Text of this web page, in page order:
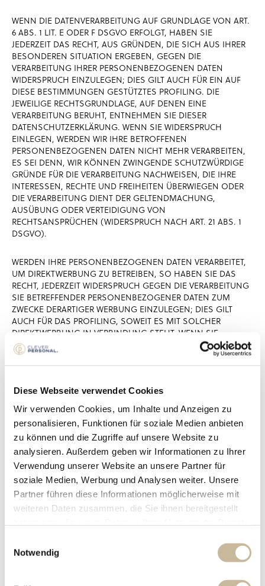
Diese Webseite verwendet Cookies
Wir verwenden Cookies, um Inhalte und Anzeigen zu
personalisieren, Funktionen für soziale Medien anbieten
zu können und die Zugriffe auf unsere Website zu
analysieren. Außerdem geben wir Informationen zu Ihrer
Verwendung unserer Website an unsere Partner für
soziale Medien, Werbung und Analysen weiter. Unsere
Partner führen diese Informationen möglicherweise mit
weiteren Daten zusammen, die Sie ihnen bereitgestellt
Notwendig
WENN DIE DATENVERARBEITUNG AUF GRUNDLAGE VON ART.
6 ABS. 1 LIT. E ODER F DSGVO ERFOLGT, HABEN SIE
JEDERZEIT DAS RECHT, AUS GRÜNDEN, DIE SICH AUS IHRER
BESONDEREN SITUATION ERGEBEN, GEGEN DIE
VERARBEITUNG IHRER PERSONENBEZOGENEN DATEN
WIDERSPRUCH EINZULEGEN; DIES GILT AUCH FÜR EIN AUF
DIESE BESTIMMUNGEN GESTÜTZTES PROFILING. DIE
JEWEILIGE RECHTSGRUNDLAGE, AUF DENEN EINE
VERARBEITUNG BERUHT, ENTNEHMEN SIE DIESER
DATENSCHUTZERKLÄRUNG. WENN SIE WIDERSPRUCH
EINLEGEN, WERDEN WIR IHRE BETROFFENEN
PERSONENBEZOGENEN DATEN NICHT MEHR VERARBEITEN,
ES SEI DENN, WIR KÖNNEN ZWINGENDE SCHUTZWÜRDIGE
GRÜNDE FÜR DIE VERARBEITUNG NACHWEISEN, DIE IHRE
INTERESSEN, RECHTE UND FREIHEITEN ÜBERWIEGEN ODER
DIE VERARBEITUNG DIENT DER GELTENDMACHUNG,
AUSÜBUNG ODER VERTEIDIGUNG VON
RECHTSANSPRÜCHEN (WIDERSPRUCH NACH ART. 21 ABS. 1
DSGVO).
WERDEN IHRE PERSONENBEZOGENEN DATEN VERARBEITET,
UM DIREKTWERBUNG ZU BETREIBEN, SO HABEN SIE DAS
RECHT, JEDERZEIT WIDERSPRUCH GEGEN DIE VERARBEITUNG
SIE BETREFFENDER PERSONENBEZOGENER DATEN ZUM
ZWECKE DERARTIGER WERBUNG EINZULEGEN; DIES GILT
AUCH FÜR DAS PROFILING, SOWEIT ES MIT SOLCHER
DIREKTWERBUNG IN VERBINDUNG STEHT. WENN SIE
WIDERSPRECHEN, WERDEN IHRE PERSONENBEZOGENEN
DATEN ANSCHLIESSEND NICHT MEHR ZUM ZWECKE DER
DIREKTWERBUNG VERWENDET (WIDERSPRUCH NACH ART. 21
Beschwerde­recht bei der
zuständigen Aufsichts­
behörde
Im Falle von Verstößen gegen die DSGVO steht den
Betroffenen ein Beschwerderecht bei einer Aufsichtsbehörde,
mutmaßlichen Verstoßes zu. Das Beschwerderecht besteht
unbeschadet anderweitiger verwaltungsrechtlicher oder